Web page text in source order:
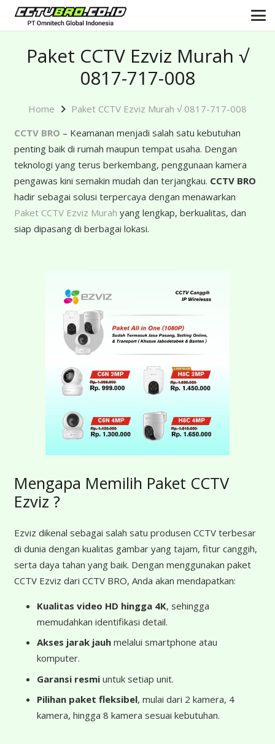
Paket CCTV Ezviz Murah √
0817-717-008
Home
Paket CCTV Ezviz Murah √ 0817-717-008
CCTV BRO – Keamanan menjadi salah satu kebutuhan
penting baik di rumah maupun tempat usaha. Dengan
teknologi yang terus berkembang, penggunaan kamera
pengawas kini semakin mudah dan terjangkau. CCTV BRO
hadir sebagai solusi terpercaya dengan menawarkan
Paket CCTV Ezviz Murah yang lengkap, berkualitas, dan
siap dipasang di berbagai lokasi.
Mengapa Memilih Paket CCTV
Ezviz ?
Ezviz dikenal sebagai salah satu produsen CCTV terbesar
di dunia dengan kualitas gambar yang tajam, fitur canggih,
serta daya tahan yang baik. Dengan menggunakan paket
CCTV Ezviz dari CCTV BRO, Anda akan mendapatkan:
Kualitas video HD hingga 4K, sehingga
memudahkan identifikasi detail.
Akses jarak jauh melalui smartphone atau
komputer.
Garansi resmi untuk setiap unit.
Pilihan paket fleksibel, mulai dari 2 kamera, 4
kamera, hingga 8 kamera sesuai kebutuhan.